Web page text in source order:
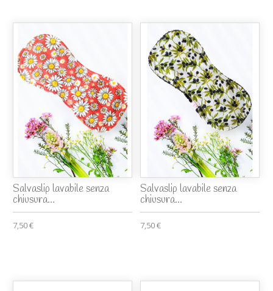
Salvaslip lavabile senza
chiusura...
7,50 €
Salvaslip lavabile senza
chiusura...
7,50 €